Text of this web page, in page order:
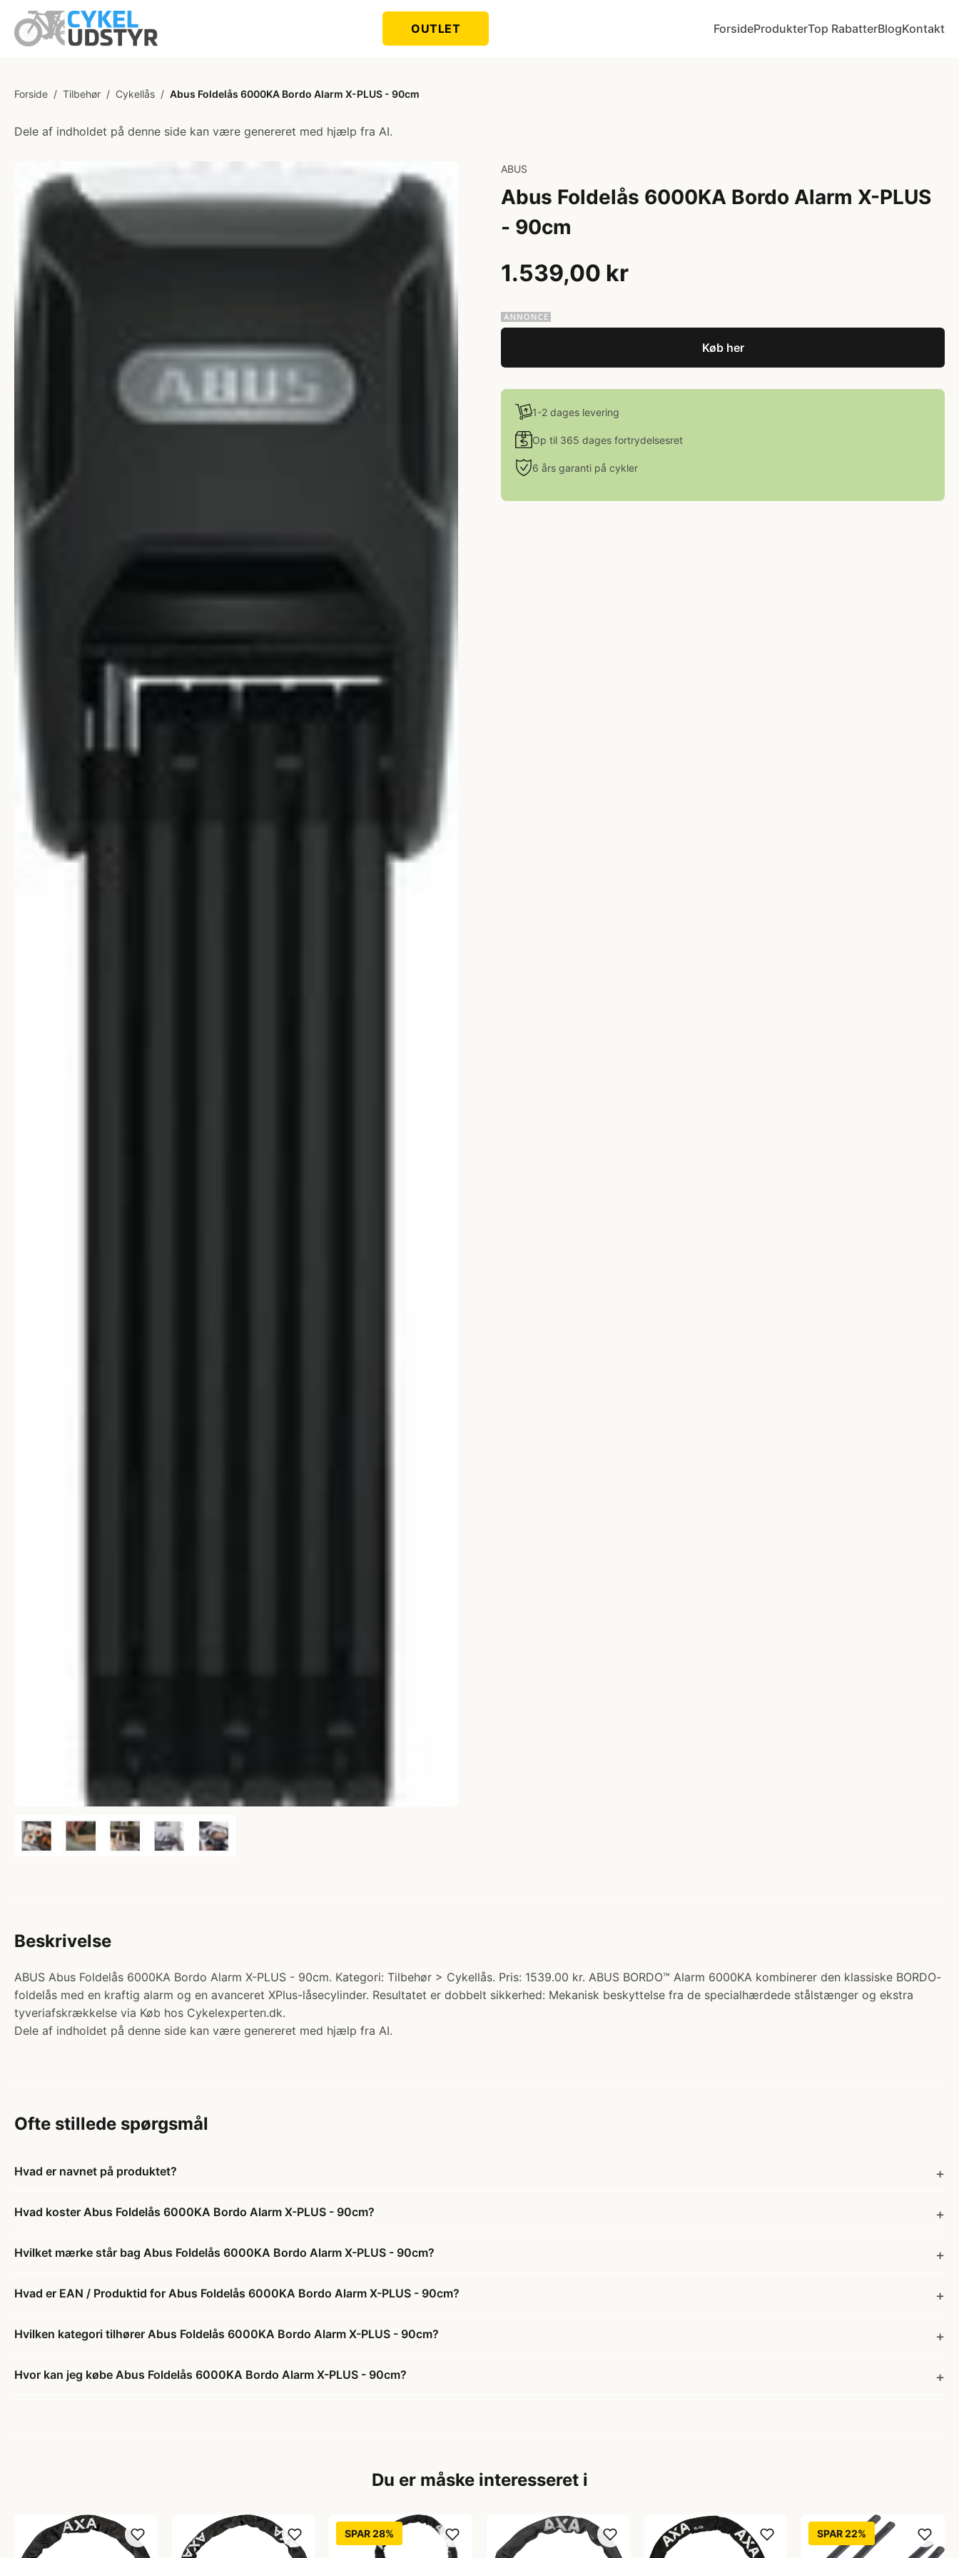
OUTLET ForsideProdukterTop RabatterBlogKontakt
Forside / Tilbehør / Cykellås / Abus Foldelås 6000KA Bordo Alarm X-PLUS - 90cm
Dele af indholdet på denne side kan være genereret med hjælp fra AI.
ABUS
Abus Foldelås 6000KA Bordo Alarm X-PLUS
- 90cm
1.539,00 kr
Køb her
1-2 dages levering
Op til 365 dages fortrydelsesret
6 års garanti på cykler
Beskrivelse
ABUS Abus Foldelås 6000KA Bordo Alarm X-PLUS - 90cm. Kategori: Tilbehør > Cykellås. Pris: 1539.00 kr. ABUS BORDO™ Alarm 6000KA kombinerer den klassiske BORDO-
foldelås med en kraftig alarm og en avanceret XPlus-låsecylinder. Resultatet er dobbelt sikkerhed: Mekanisk beskyttelse fra de specialhærdede stålstænger og ekstra
tyveriafskrækkelse via Køb hos Cykelexperten.dk.
Dele af indholdet på denne side kan være genereret med hjælp fra AI.
Ofte stillede spørgsmål
Hvad er navnet på produktet?
Hvad koster Abus Foldelås 6000KA Bordo Alarm X-PLUS - 90cm?
Hvilket mærke står bag Abus Foldelås 6000KA Bordo Alarm X-PLUS - 90cm?
Hvad er EAN / Produktid for Abus Foldelås 6000KA Bordo Alarm X-PLUS - 90cm?
Hvilken kategori tilhører Abus Foldelås 6000KA Bordo Alarm X-PLUS - 90cm?
Hvor kan jeg købe Abus Foldelås 6000KA Bordo Alarm X-PLUS - 90cm?
Du er måske interesseret i
SPAR 28% SPAR 22%